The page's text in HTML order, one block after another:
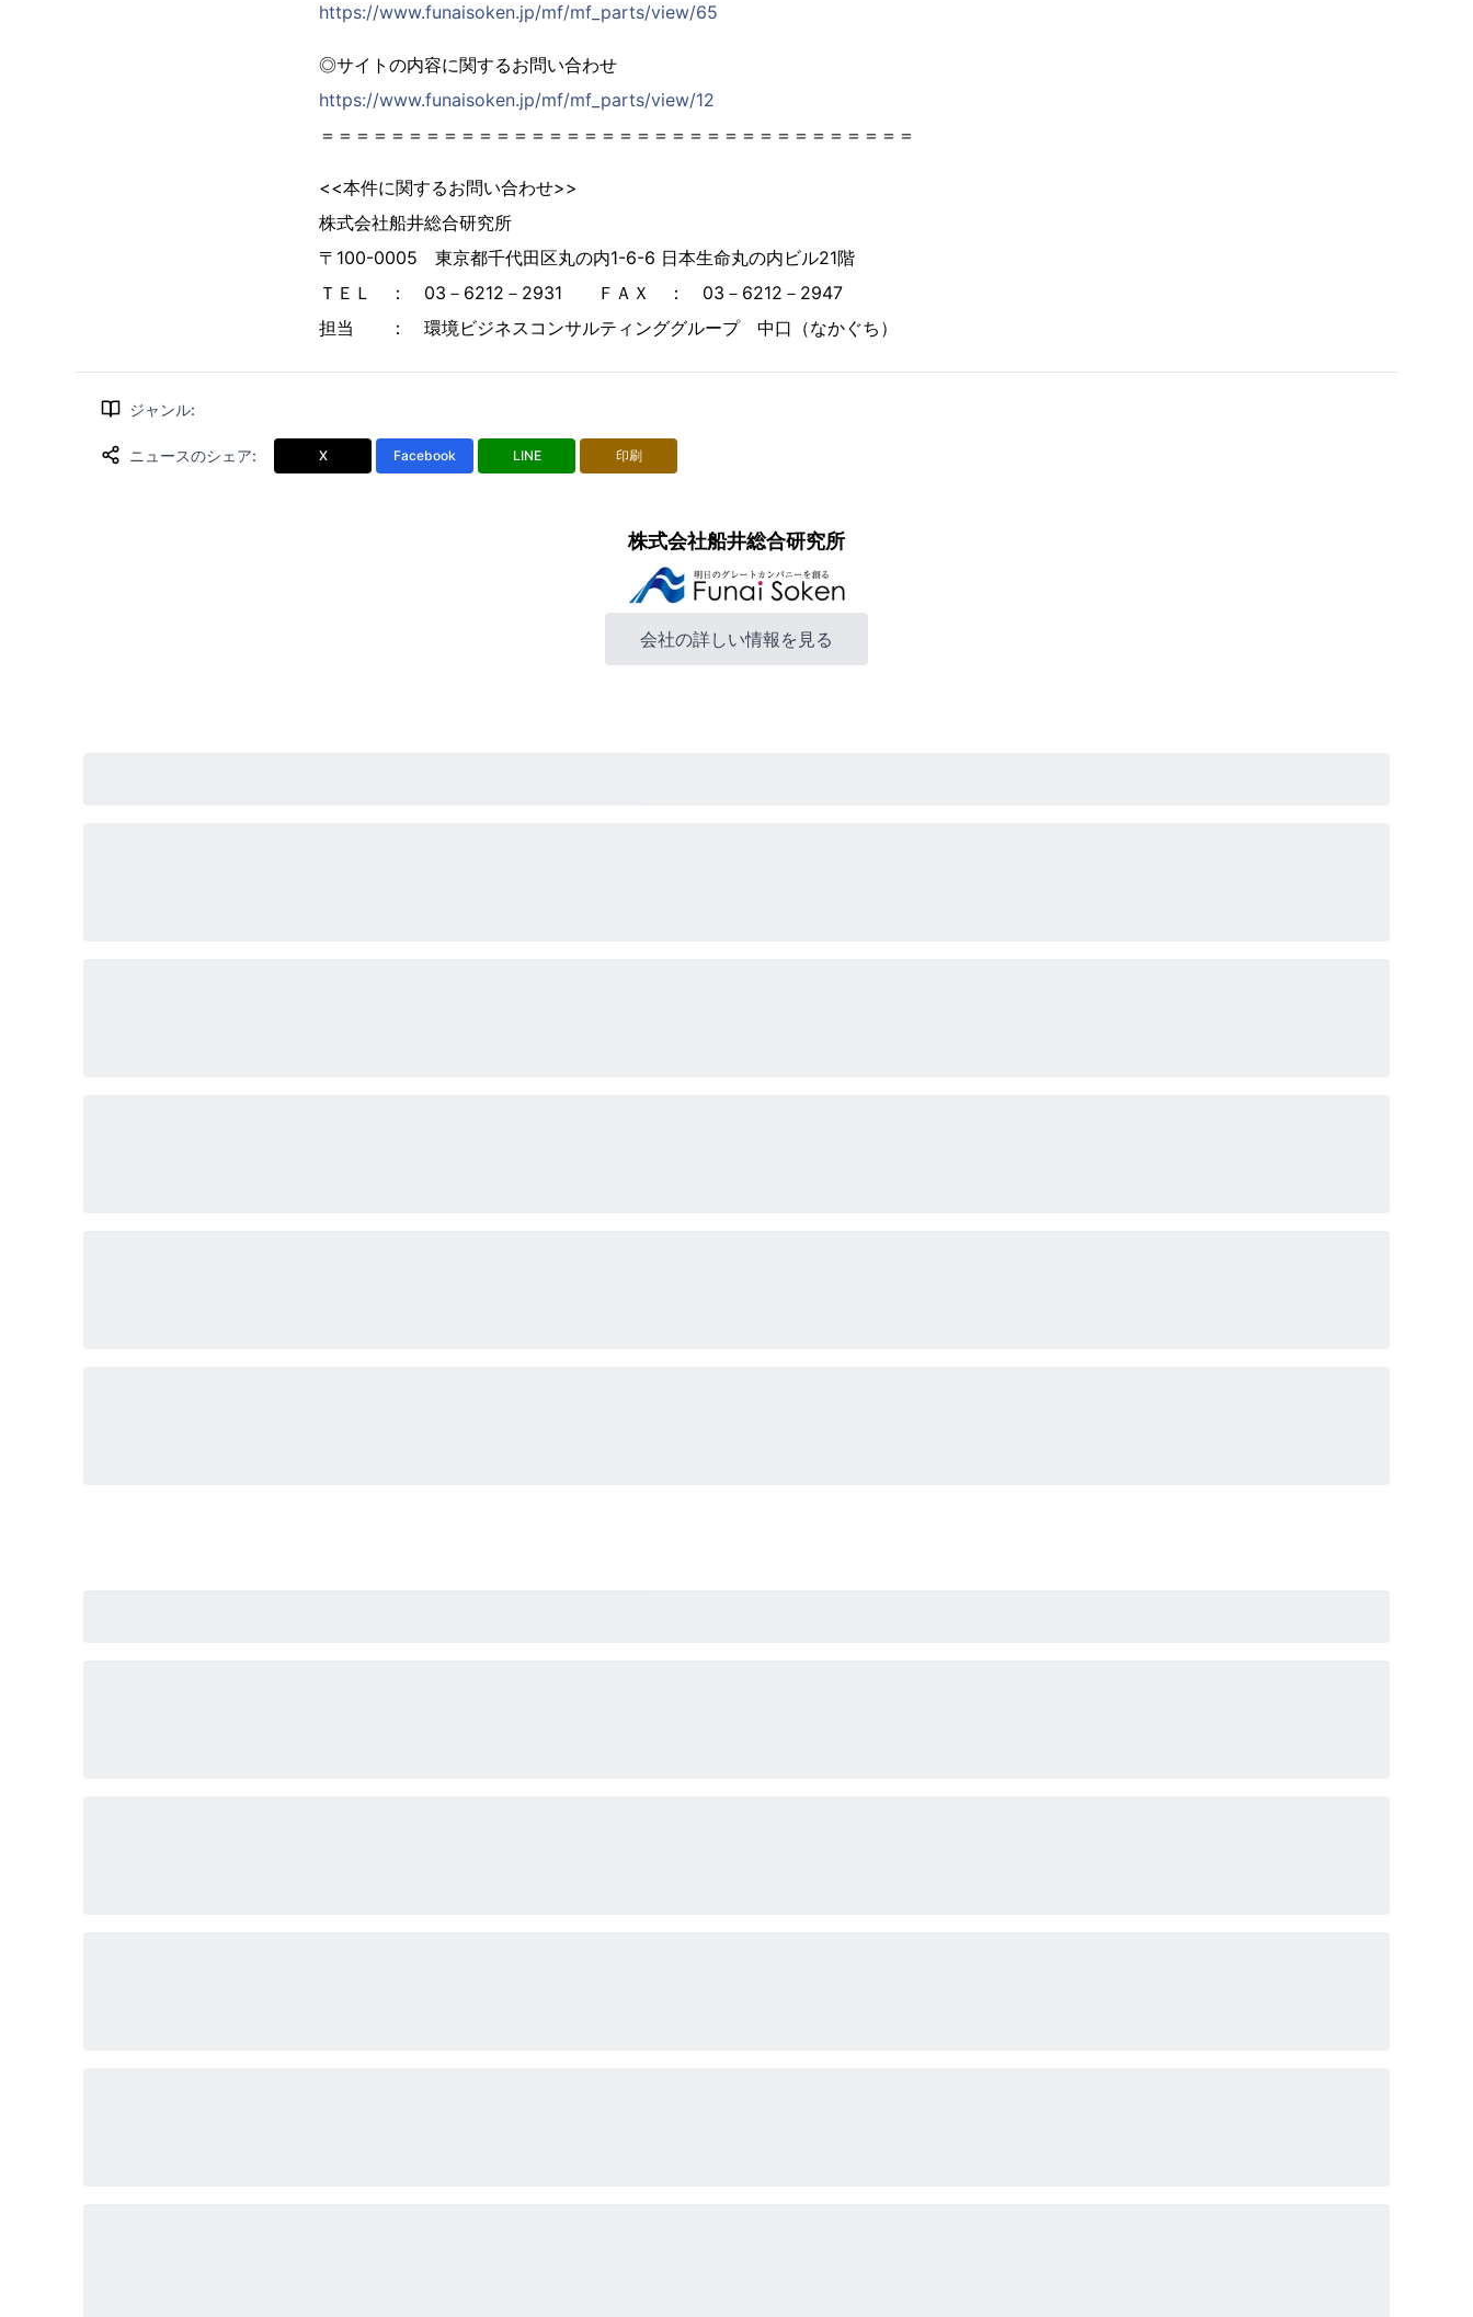
https://www.funaisoken.jp/mf/mf_parts/view/65
◎サイトの内容に関するお問い合わせ
https://www.funaisoken.jp/mf/mf_parts/view/12
＝＝＝＝＝＝＝＝＝＝＝＝＝＝＝＝＝＝＝＝＝＝＝＝＝＝＝＝＝＝＝＝＝＝
<<本件に関するお問い合わせ>>
株式会社船井総合研究所
〒100-0005 東京都千代田区丸の内1-6-6 日本生命丸の内ビル21階
ＴＥＬ ： 03－6212－2931 ＦＡＸ ： 03－6212－2947
担当 ： 環境ビジネスコンサルティンググループ 中口（なかぐち）
ジャンル:
ニュースのシェア: X Facebook LINE 印刷
株式会社船井総合研究所
会社の詳しい情報を見る